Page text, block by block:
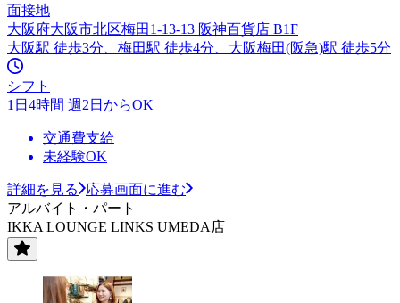
面接地
大阪府大阪市北区梅田1-13-13 阪神百貨店 B1F
大阪駅 徒歩3分、梅田駅 徒歩4分、大阪梅田(阪急)駅 徒歩5分
シフト
1日4時間 週2日からOK
交通費支給
未経験OK
詳細を見る
応募画面に進む
アルバイト・パート
IKKA LOUNGE LINKS UMEDA店